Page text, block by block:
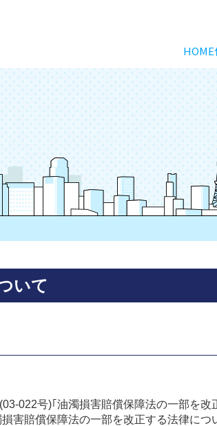
HOME
いて
022号)｢油濁損害賠償保障法の一部を改
害賠償保障法の一部を改正する法律に